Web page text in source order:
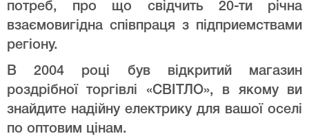
потреб, про що свідчить 20-ти річна
взаємовигідна співпраця з підприемствами
регіону.
В 2004 році був відкритий магазин
роздрібної торгівлі «СВІТЛО», в якому ви
знайдите надійну електрику для вашої оселі
по оптовим цінам.